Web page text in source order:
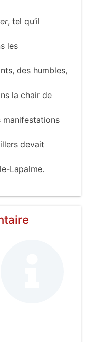
, tel qu’il
les
des humbles,
la chair de
manifestations
devait
Lapalme.